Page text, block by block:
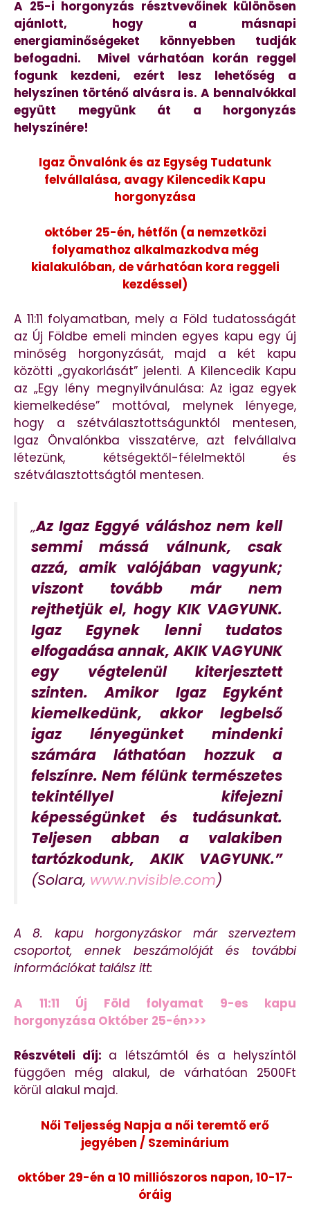
A 25-i horgonyzás résztvevőinek különösen
ajánlott, hogy a másnapi
energiaminőségeket könnyebben tudják
befogadni. Mivel várhatóan korán reggel
fogunk kezdeni, ezért lesz lehetőség a
helyszínen történő alvásra is. A bennalvókkal
együtt megyünk át a horgonyzás
helyszínére!
Igaz Önvalónk és az Egység Tudatunk
felvállalása, avagy Kilencedik Kapu
horgonyzása
október 25-én, hétfőn (a nemzetközi
folyamathoz alkalmazkodva még
kialakulóban, de várhatóan kora reggeli
kezdéssel)
A 11:11 folyamatban, mely a Föld tudatosságát
az Új Földbe emeli minden egyes kapu egy új
minőség horgonyzását, majd a két kapu
közötti „gyakorlását” jelenti. A Kilencedik Kapu
az „Egy lény megnyilvánulása: Az igaz egyek
kiemelkedése” mottóval, melynek lényege,
hogy a szétválasztottságunktól mentesen,
Igaz Önvalónkba visszatérve, azt felvállalva
létezünk, kétségektől-félelmektől és
szétválasztottságtól mentesen.
„Az Igaz Eggyé váláshoz nem kell
semmi mássá válnunk, csak
azzá, amik valójában vagyunk;
viszont tovább már nem
rejthetjük el, hogy KIK VAGYUNK.
Igaz Egynek lenni tudatos
elfogadása annak, AKIK VAGYUNK
egy végtelenül kiterjesztett
szinten. Amikor Igaz Egyként
kiemelkedünk, akkor legbelső
igaz lényegünket mindenki
számára láthatóan hozzuk a
felszínre. Nem félünk természetes
tekintéllyel kifejezni
képességünket és tudásunkat.
Teljesen abban a valakiben
tartózkodunk, AKIK VAGYUNK.”
(Solara, www.nvisible.com)
A 8. kapu horgonyzáskor már szerveztem
csoportot, ennek beszámolóját és további
információkat találsz itt:
A 11:11 Új Föld folyamat 9-es kapu
horgonyzása Október 25-én>>>
Részvételi díj: a létszámtól és a helyszíntől
függően még alakul, de várhatóan 2500Ft
körül alakul majd.
Női Teljesség Napja a női teremtő erő
jegyében / Szeminárium
október 29-én a 10 milliószoros napon, 10-17-
óráig